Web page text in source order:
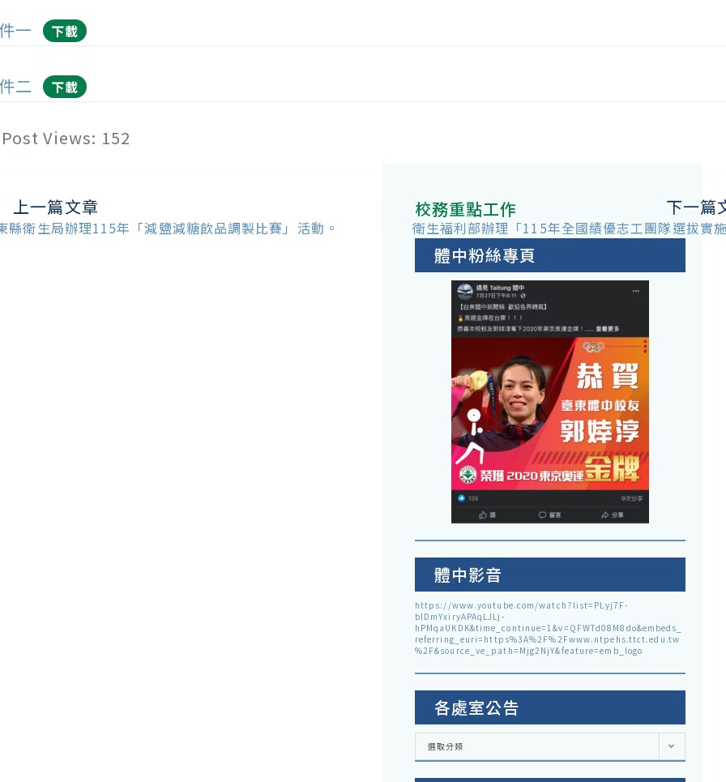
一
下載
二 下載
Post Views: 152
上一篇文章
縣衛生局辦理115年「減鹽減糖飲品調製比賽」活動。
下一篇
衛生福利部辦理「115年全國績優志工團隊選拔實
校務重點工作
體中粉絲專頁
體中影音
https://www.youtube.com/watch?list=PLyj7F-
blDmYxiryAPAqLJLj-
hPMqaUKDK&time_continue=1&v=QFWTd08M8do&embeds_
referring_euri=https%3A%2F%2Fwww.ntpehs.ttct.edu.tw
%2F&source_ve_path=Mjg2NjY&feature=emb_logo
各處室公告
各
室
選取分類